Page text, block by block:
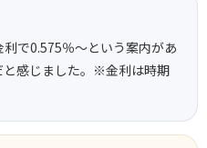
で0.575％～という案内があ
と感じました。※金利は時期